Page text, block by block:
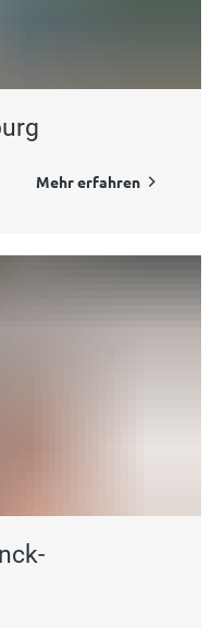
Mehr erfahren